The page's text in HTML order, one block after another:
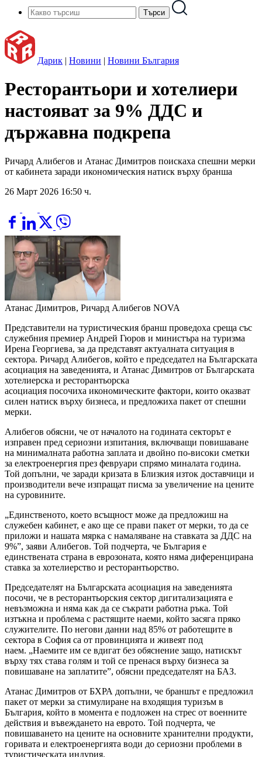
Дарик | Новини | Новини България
Ресторантьори и хотелиери
настояват за 9% ДДС и
държавна подкрепа
Ричард Алибегов и Атанас Димитров поискаха спешни мерки
от кабинета заради икономическия натиск върху бранша
26 Март 2026 16:50 ч.
Атанас Димитров, Ричард Алибегов NOVA
Представители на туристическия бранш проведоха среща със
служебния премиер Андрей Гюров и министъра на туризма
Ирена Георгиева, за да представят актуалната ситуация в
сектора. Ричард Алибегов, който е председател на Българската
асоциация на заведенията, и Атанас Димитров от Българската
хотелиерска и ресторантьорска
асоциация посочиха икономическите фактори, които оказват
силен натиск върху бизнеса, и предложиха пакет от спешни
мерки.
Алибегов обясни, че от началото на годината секторът е
изправен пред сериозни изпитания, включващи повишаване
на минималната работна заплата и двойно по-високи сметки
за електроенергия през февруари спрямо миналата година.
Той допълни, че заради кризата в Близкия изток доставчици и
производители вече изпращат писма за увеличение на цените
на суровините.
„Единственото, което всъщност може да предложиш на
служебен кабинет, е ако ще се прави пакет от мерки, то да се
приложи и нашата мярка с намаляване на ставката за ДДС на
9%”, заяви Алибегов. Той подчерта, че България е
единствената страна в еврозоната, която няма диференцирана
ставка за хотелиерство и ресторантьорство.
Председателят на Българската асоциация на заведенията
посочи, че в ресторантьорския сектор дигитализацията е
невъзможна и няма как да се съкрати работна ръка. Той
изтъкна и проблема с растящите наеми, който засяга пряко
служителите. По негови данни над 85% от работещите в
сектора в София са от провинцията и живеят под
наем. „Наемите им се вдигат без обяснение защо, натискът
върху тях става голям и той се пренася върху бизнеса за
повишаване на заплатите”, обясни председателят на БАЗ.
Атанас Димитров от БХРА допълни, че браншът е предложил
пакет от мерки за стимулиране на входящия туризъм в
България, който в момента е подложен на стрес от военните
действия и въвеждането на еврото. Той подчерта, че
повишаването на цените на основните хранителни продукти,
горивата и електроенергията води до сериозни проблеми в
туристическата индурия.